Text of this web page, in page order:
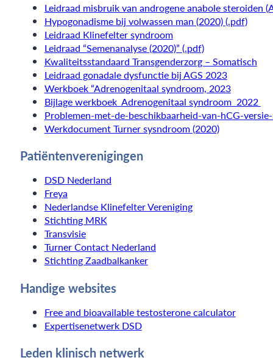
Leidraad misbruik van androgene anabole steroiden
Hypogonadisme bij volwassen man (2020) (.pdf)
Leidraad Klinefelter syndroom
Leidraad “Semenanalyse (2020)” (.pdf)
Kwaliteitsstandaard Transgenderzorg – Somatisch
Leidraad gonadale dysfunctie bij AGS 2023
Werkboek “Adrenogenitaal syndroom, 2023
Bijlage werkboek Adrenogenitaal syndroom 2022
Problemen-met-de-beschikbaarheid-van-hCG-
Werkdocument Turner sysndroom (2020)
Patiëntenverenigingen
DSD Nederland
Freya
Nederlandse Klinefelter Vereniging
Stichting MRK
Transvisie
Turner Contact Nederland
Stichting Zaadbalkanker
Handige websites
Free and bioavailable testosterone calculator
Expertisenetwerk DSD
Leden klinisch netwerk